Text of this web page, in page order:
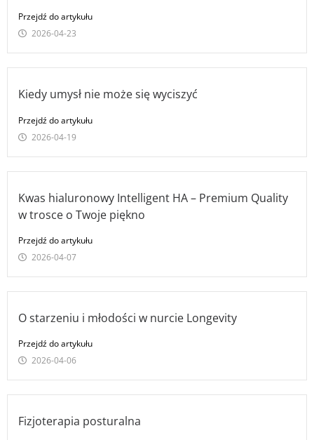
Przejdź do artykułu
2026-04-23
Kiedy umysł nie może się wyciszyć
Przejdź do artykułu
2026-04-19
Kwas hialuronowy Intelligent HA – Premium Quality
w trosce o Twoje piękno
Przejdź do artykułu
2026-04-07
O starzeniu i młodości w nurcie Longevity
Przejdź do artykułu
2026-04-06
Fizjoterapia posturalna